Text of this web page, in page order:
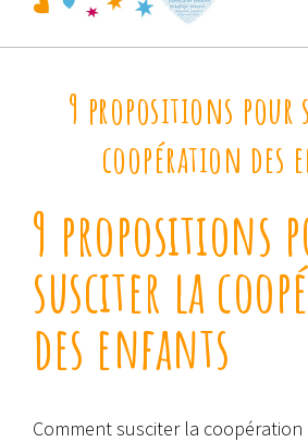
9 propositions pour
coopération des
9 propositions
susciter la
des enfants
Comment susciter la coopération